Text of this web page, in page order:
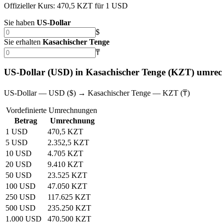
Offizieller Kurs: 470,5 KZT für 1 USD
Sie haben US‑Dollar
$
Sie erhalten Kasachischer Tenge
₸
US‑Dollar (USD) in Kasachischer Tenge (KZT)
US‑Dollar — USD ($) → Kasachischer Tenge — KZT (₸)
Vordefinierte Umrechnungen
Betrag
Umrechnung
1 USD
470,5 KZT
5 USD
2.352,5 KZT
10 USD
4.705 KZT
20 USD
9.410 KZT
50 USD
23.525 KZT
100 USD
47.050 KZT
250 USD
117.625 KZT
500 USD
235.250 KZT
1.000 USD
470.500 KZT